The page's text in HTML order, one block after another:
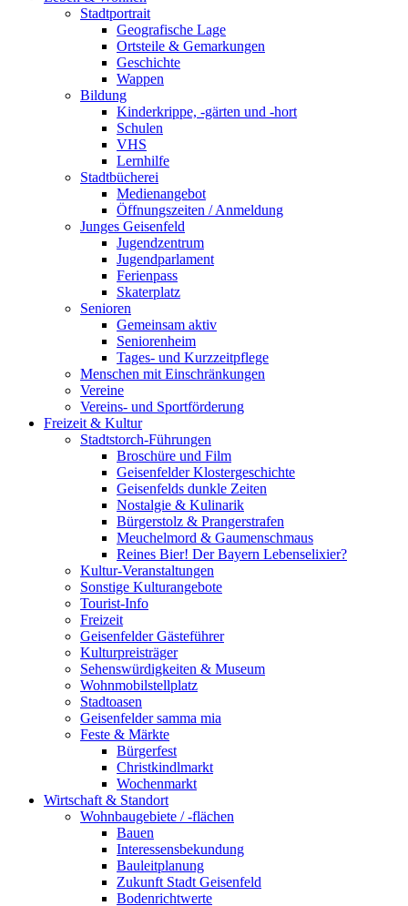
Stadtportrait
Geografische Lage
Ortsteile & Gemarkungen
Geschichte
Wappen
Bildung
Kinderkrippe, -gärten und -hort
Schulen
VHS
Lernhilfe
Stadtbücherei
Medienangebot
Öffnungszeiten / Anmeldung
Junges Geisenfeld
Jugendzentrum
Jugendparlament
Ferienpass
Skaterplatz
Senioren
Gemeinsam aktiv
Seniorenheim
Tages- und Kurzzeitpflege
Menschen mit Einschränkungen
Vereine
Vereins- und Sportförderung
Freizeit & Kultur
Stadtstorch-Führungen
Broschüre und Film
Geisenfelder Klostergeschichte
Geisenfelds dunkle Zeiten
Nostalgie & Kulinarik
Bürgerstolz & Prangerstrafen
Meuchelmord & Gaumenschmaus
Reines Bier! Der Bayern Lebenselixier?
Kultur-Veranstaltungen
Sonstige Kulturangebote
Tourist-Info
Freizeit
Geisenfelder Gästeführer
Kulturpreisträger
Sehenswürdigkeiten & Museum
Wohnmobilstellplatz
Stadtoasen
Geisenfelder samma mia
Feste & Märkte
Bürgerfest
Christkindlmarkt
Wochenmarkt
Wirtschaft & Standort
Wohnbaugebiete / -flächen
Bauen
Interessensbekundung
Bauleitplanung
Zukunft Stadt Geisenfeld
Bodenrichtwerte